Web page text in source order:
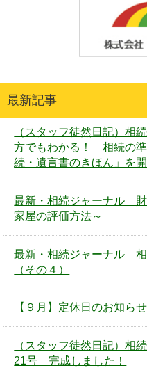
最新記事
（スタッフ徒然日記）相
方でもわかる！ 相続の
続・遺言書のきほん」を
最新・相続ジャーナル 財
家屋の評価方法～
最新・相続ジャーナル
（その４）
【９月】定休日のお知らせ
（スタッフ徒然日記）相
21号 完成しました！